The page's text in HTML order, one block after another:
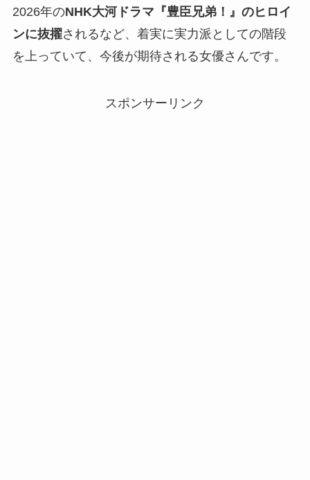
2026年のNHK大河ドラマ『豊臣兄弟！』のヒロイ
ンに抜擢されるなど、着実に実力派としての階段
を上っていて、今後が期待される女優さんです。
スポンサーリンク